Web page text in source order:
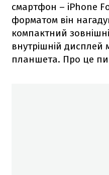
смартфон – iPhone
форматом він
компактний
внутрішній дисплей
планшета. Про це